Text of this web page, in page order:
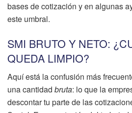
bases de cotización y en algunas
este umbral.
SMI BRUTO Y NETO:
QUEDA LIMPIO?
Aquí está la confusión más
una cantidad bruta: lo que la
descontar tu parte de las